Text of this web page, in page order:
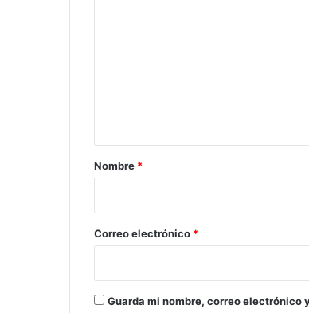
r
*
Nombre *
Correo electrónico *
Guarda mi nombre, correo electrónico